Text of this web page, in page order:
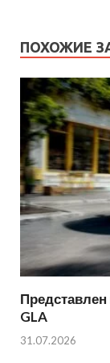
ПОХОЖИЕ
GLA
31.07.2026